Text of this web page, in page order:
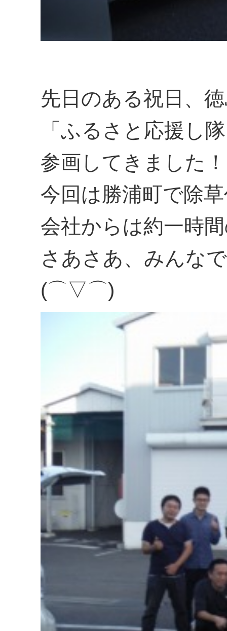
先日のある祝日、
「ふるさと応援し
参画してきました！
今回は勝浦町で除
会社からは約一時
さあさあ、みんな
(⌒▽⌒)